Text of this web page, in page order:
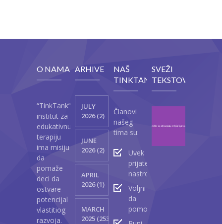
O NAMA
“TinkTank”
institut za
edukativnu
terapiju
ima misiju
da
pomaže
deci da
ostvare
potencijal
vlastitiog
razvoja.
ARHIVE
JULY
2026 (2)
JUNE
2026 (2)
APRIL
2026 (1)
MARCH
2025 (2530)
NAŠ
TINKTANK
Članovi
našeg
tima su:
Uvek
prijateljski
nastrojeni
Voljni
da
pomognu
SVEŽI
TEKSTOVI